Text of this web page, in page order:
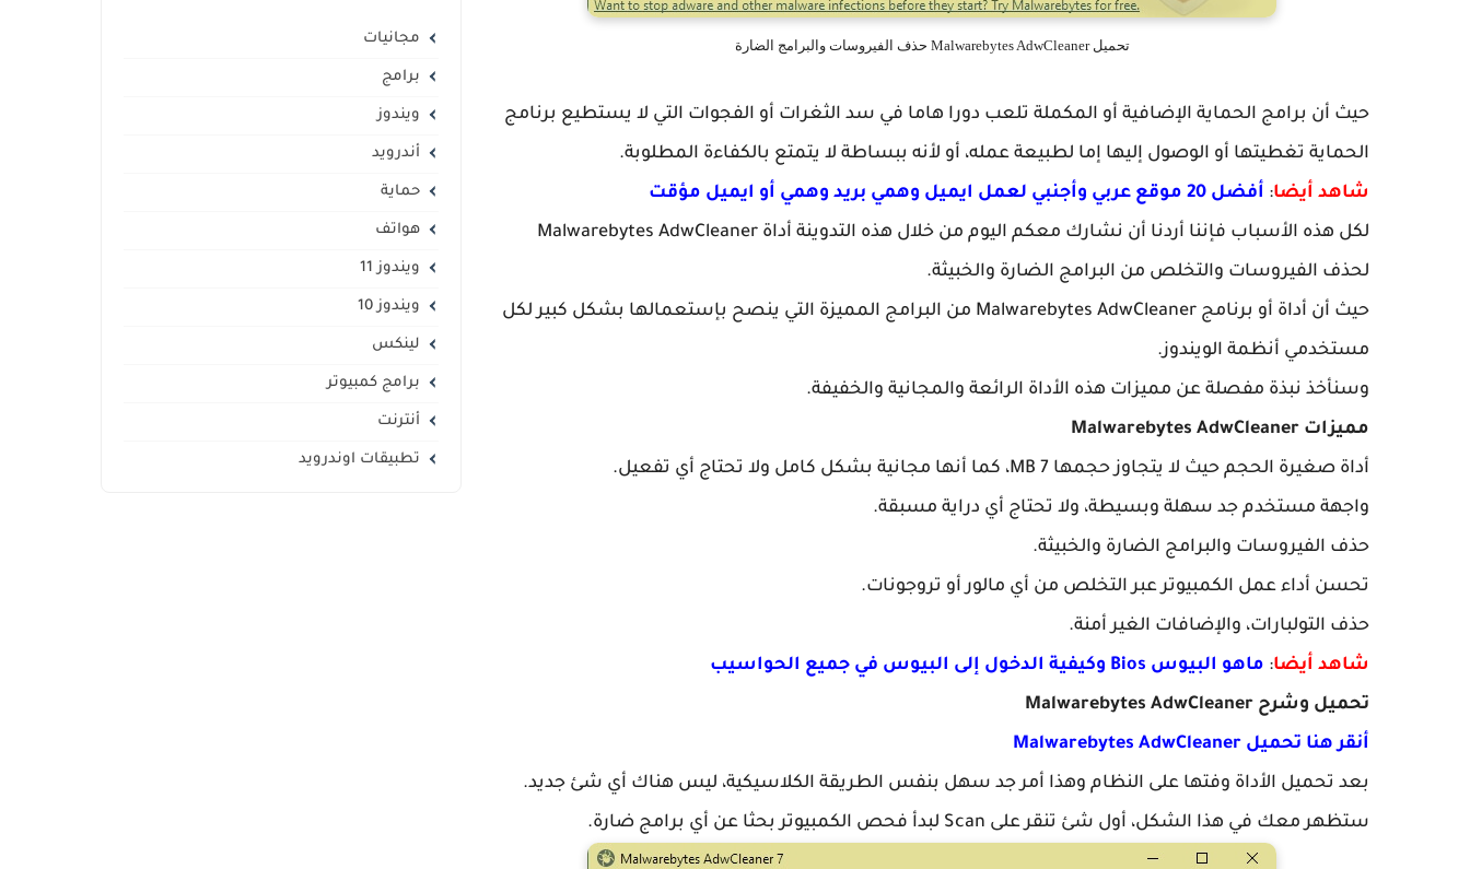
تحميل Malwarebytes AdwCleaner حذف الفيروسات والبرامج الضارة
حيث أن برامج الحماية الإضافية أو المكملة تلعب دورا هاما في سد الثغرات أو الفجوات التي لا يستطيع برنامج
الحماية تغطيتها أو الوصول إليها إما لطبيعة عمله، أو لأنه ببساطة لا يتمتع بالكفاءة المطلوبة.
شاهد أيضا: أفضل 20 موقع عربي وأجنبي لعمل ايميل وهمي بريد وهمي أو ايميل مؤقت
لكل هذه الأسباب فإننا أردنا أن نشارك معكم اليوم من خلال هذه التدوينة أداة Malwarebytes AdwCleaner
لحذف الفيروسات والتخلص من البرامج الضارة والخبيثة.
حيث أن أداة أو برنامج Malwarebytes AdwCleaner من البرامج المميزة التي ينصح بإستعمالها بشكل كبير لكل
مستخدمي أنظمة الويندوز.
وسنأخذ نبذة مفصلة عن مميزات هذه الأداة الرائعة والمجانية والخفيفة.
مميزات Malwarebytes AdwCleaner
أداة صغيرة الحجم حيث لا يتجاوز حجمها 7 MB، كما أنها مجانية بشكل كامل ولا تحتاج أي تفعيل.
واجهة مستخدم جد سهلة وبسيطة، ولا تحتاج أي دراية مسبقة.
حذف الفيروسات والبرامج الضارة والخبيثة.
تحسن أداء عمل الكمبيوتر عبر التخلص من أي مالور أو تروجونات.
حذف التولبارات، والإضافات الغير أمنة.
شاهد أيضا: ماهو البيوس Bios وكيفية الدخول إلى البيوس في جميع الحواسيب
تحميل وشرح Malwarebytes AdwCleaner
أنقر هنا تحميل Malwarebytes AdwCleaner
بعد تحميل الأداة وفتها على النظام وهذا أمر جد سهل بنفس الطريقة الكلاسيكية، ليس هناك أي شئ جديد.
ستظهر معك في هذا الشكل، أول شئ تنقر على Scan لبدأ فحص الكمبيوتر بحثا عن أي برامج ضارة.
مجانيات
برامج
ويندوز
أندرويد
حماية
هواتف
ويندوز 11
ويندوز 10
لينكس
برامج كمبيوتر
أنترنت
تطبيقات اوندرويد